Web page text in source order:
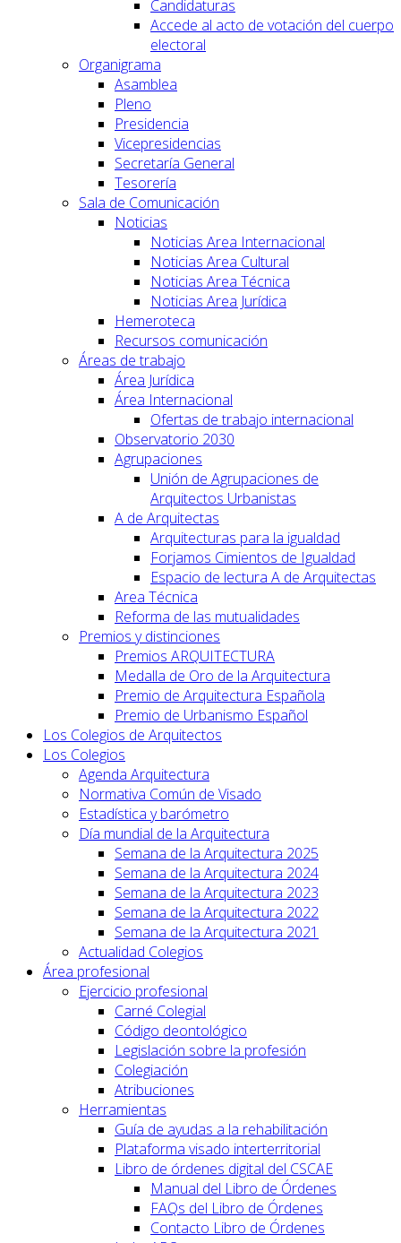
Candidaturas
Accede al acto de votación del cuerpo
electoral
Organigrama
Asamblea
Pleno
Presidencia
Vicepresidencias
Secretaría General
Tesorería
Sala de Comunicación
Noticias
Noticias Area Internacional
Noticias Area Cultural
Noticias Area Técnica
Noticias Area Jurídica
Hemeroteca
Recursos comunicación
Áreas de trabajo
Área Jurídica
Área Internacional
Ofertas de trabajo internacional
Observatorio 2030
Agrupaciones
Unión de Agrupaciones de
Arquitectos Urbanistas
A de Arquitectas
Arquitecturas para la igualdad
Forjamos Cimientos de Igualdad
Espacio de lectura A de Arquitectas
Area Técnica
Reforma de las mutualidades
Premios y distinciones
Premios ARQUITECTURA
Medalla de Oro de la Arquitectura
Premio de Arquitectura Española
Premio de Urbanismo Español
Los Colegios de Arquitectos
Los Colegios
Agenda Arquitectura
Normativa Común de Visado
Estadística y barómetro
Día mundial de la Arquitectura
Semana de la Arquitectura 2025
Semana de la Arquitectura 2024
Semana de la Arquitectura 2023
Semana de la Arquitectura 2022
Semana de la Arquitectura 2021
Actualidad Colegios
Área profesional
Ejercicio profesional
Carné Colegial
Código deontológico
Legislación sobre la profesión
Colegiación
Atribuciones
Herramientas
Guía de ayudas a la rehabilitación
Plataforma visado interterritorial
Libro de órdenes digital del CSCAE
Manual del Libro de Órdenes
FAQs del Libro de Órdenes
Contacto Libro de Órdenes